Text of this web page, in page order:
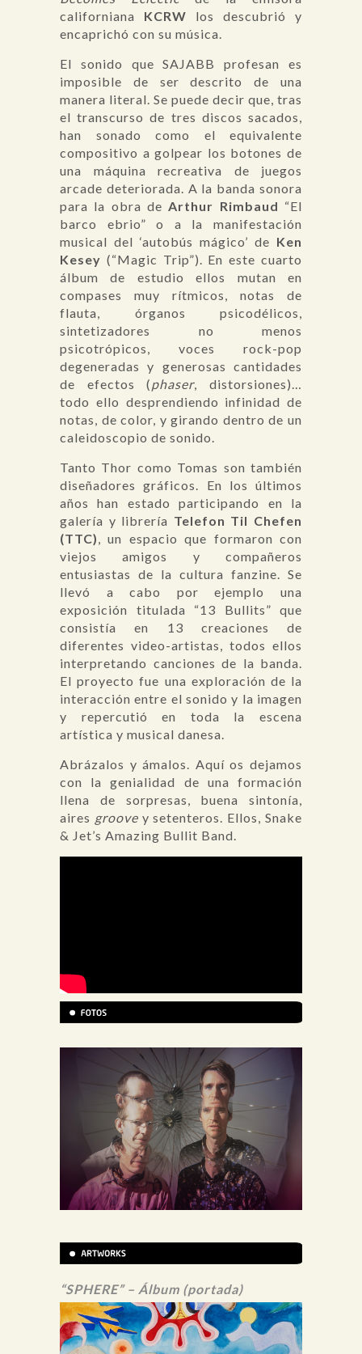
californiana KCRW los descubrió y
encaprichó con su música.
El sonido que SAJABB profesan es
imposible de ser descrito de una
manera literal. Se puede decir que, tras
el transcurso de tres discos sacados,
han sonado como el equivalente
compositivo a golpear los botones de
una máquina recreativa de juegos
arcade deteriorada. A la banda sonora
para la obra deArthur Rimbaud “El
barco ebrio” o a la manifestación
musical del ‘autobús mágico’ de Ken
Kesey (“Magic Trip”). En este cuarto
álbum de estudio ellos mutan en
compases muy rítmicos, notas de
flauta, órganos psicodélicos,
sintetizadores no menos
psicotrópicos, voces rock-pop
degeneradas y generosas cantidades
de efectos (phaser, distorsiones)…
todo ello desprendiendo infinidad de
notas, de color, y girando dentro de un
caleidoscopio de sonido.
Tanto Thor como Tomas son también
diseñadores gráficos. En los últimos
años han estado participando en la
galería y librería Telefon Til Chefen
(TTC), un espacio que formaron con
viejos amigos y compañeros
entusiastas de la cultura fanzine. Se
llevó a cabo por ejemplo una
exposición titulada “13 Bullits” que
consistía en 13 creaciones de
diferentes video-artistas, todos ellos
interpretando canciones de la banda.
El proyecto fue una exploración de la
interacción entre el sonido y la imagen
y repercutió en toda la escena
artística y musical danesa.
Abrázalos y ámalos. Aquí os dejamos
con la genialidad de una formación
llena de sorpresas, buena sintonía,
aires groovey setenteros. Ellos, Snake
& Jet’s Amazing Bullit Band.
“SPHERE” – Álbum (portada)